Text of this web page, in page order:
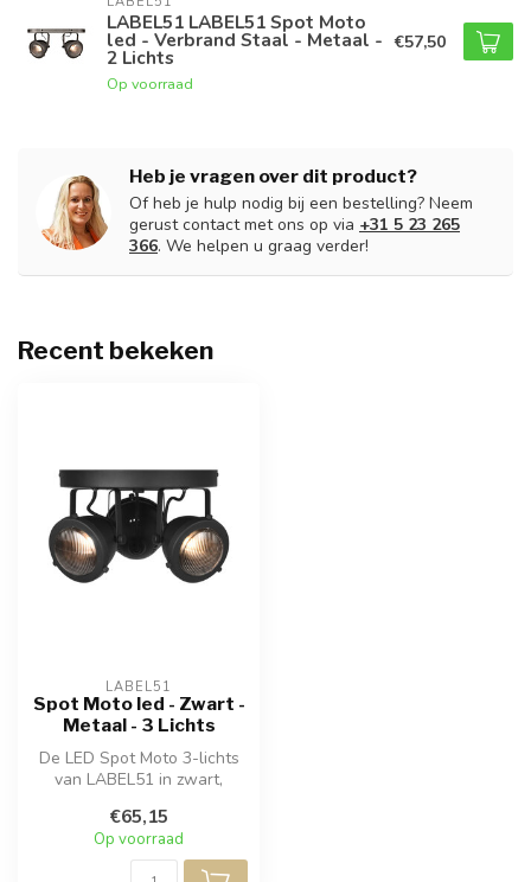
LABEL51 LABEL51 Spot Moto
led - Verbrand Staal - Metaal -
2 Lichts
Op voorraad
€57,50
Heb je vragen over dit product?
Of heb je hulp nodig bij een bestelling? Neem
gerust contact met ons op via +31 5 23 265
366. We helpen u graag verder!
Recent bekeken
LABEL51
Spot Moto led - Zwart -
Metaal - 3 Lichts
De LED Spot Moto 3-lichts
van LABEL51 in zwart,
prach...
€65,15
Op voorraad